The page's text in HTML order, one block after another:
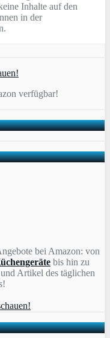
Inhalte auf den
in der
verfügbar!
bei Amazon: von
bis hin zu
Artikel des täglichen